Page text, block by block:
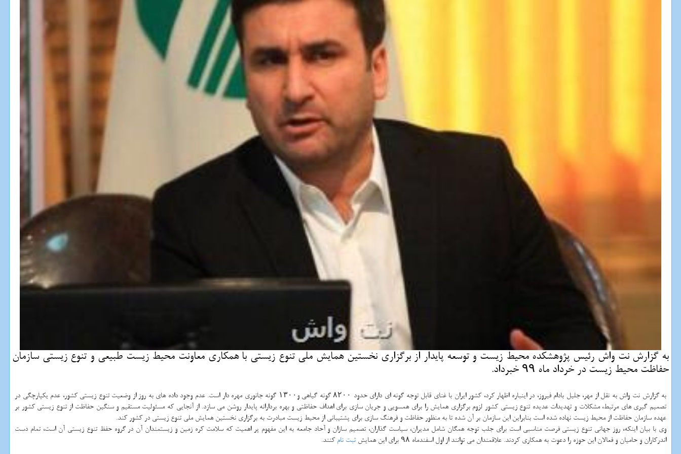
به گزارش نت واش رئیس پژوهشكده محیط زیست و توسعه پایدار از برگزاری نخستین همایش ملی تنوع زیستی با همكاری معاونت محیط زیست طبیعی و تنوع زیستی سازمان
حفاظت محیط زیست در خرداد ماه ۹۹ خبرداد.
به گزارش نت واش به نقل از مهر، جلیل بادام فیروز، در اینباره اظهار كرد، كشور ایران با غنای قابل توجه گونه ای دارای حدود ۸۲۰۰ گونه گیاهی و۱۳۰۰ گونه جانوری مهره دار است. عدم وجود داده های به روز از وضعیت تنوع زیستی كشور، عدم یكپارچگی در
تصمیم گیری های مرتبط، مشكلات و تهدیدات عدیده تنوع زیستی كشور لزوم برگزاری همایش را برای همسویی و جریان سازی برای اهداف حفاظتی و بهره بردارانه پایدار روشن می سازد. از آنجایی كه مسئولیت مستقیم و سنگین حفاظت از تنوع زیستی كشور بر
عهده سازمان حفاظت از محیط زیست نهاده شده است بنابراین این سازمان بر آن شده تا به منظور حفاظت و فرهنگ سازی برای پشتیبانی از محیط زیست مبادرت به برگزاری نخستین همایش ملی تنوع زیستی در كشور كند.
وی با بیان اینكه، روز جهانی تنوع زیستی فرصت مناسبی است برای جلب توجه همگان شامل مدیران، سیاست گذاران، تصمیم سازان و آحاد جامعه به این مفهوم پر اهمیت كه سلامت كره زمین و زیستمندان آن در گروه حفظ تنوع زیستی آن است، تمام دست
اندركاران و حامیان و فعالان این حوزه را دعوت به همكاری كردند. علاقمندان می توانند از اول اسفندماه ۹۸ برای این همایش
ثبت نامكنند.